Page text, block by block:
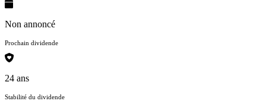
Non annoncé
Prochain dividende
24 ans
Stabilité du dividende